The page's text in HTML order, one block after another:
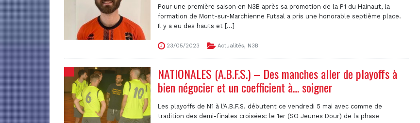
Pour une première saison en N3B après sa promotion de la P1 du Hainaut, la
formation de Mont-sur-Marchienne Futsal a pris une honorable septième place.
Il y a eu des hauts et [...]
23/05/2023 Actualités, N3B
NATIONALES (A.B.F.S.) – Des manches aller de playoffs à
bien négocier et un coefficient à… soigner
Les playoffs de N1 à l’A.B.F.S. débutent ce vendredi 5 mai avec comme de
tradition des demi-finales croisées: le 1er (SO Jeunes Dour) de la phase